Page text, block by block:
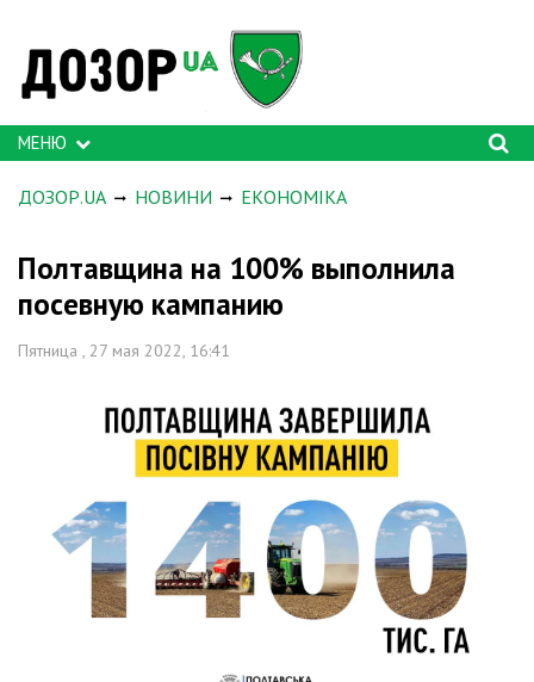
МЕНЮ
ДОЗОР.UA НОВИНИ ЕКОНОМІКА
Полтавщина на 100% выполнила
посевную кампанию
Пятница , 27 мая 2022, 16:41